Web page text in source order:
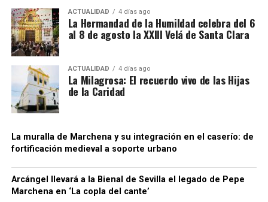
Precisamente esa incorporación parece haber
contribuido a la conservación de algunos tramos.
Bellido considera que buena parte del recinto ha
sobrevivido porque quedó integrado en el
urbanismo posterior.
El supuesto fraude se produciría cuando intervenían
sociedades que no ingresaban las cuotas de IVA
correspondientes antes de que el producto llegase
finalmente a las empresas distribuidoras. Al reducir
artificialmente la carga fiscal, estas últimas podían
colocar las bebidas en el mercado a precios
notablemente inferiores a los de competidores que
sí cumplían con sus obligaciones tributarias. La
procedimiento generaba también una situación de
competencia desleal dentro del sector.
Para dificultar el seguimiento de las operaciones, la
organización habría empleado además sociedades
ACTUALIDAD 4 días ago
La Hermandad de la Humildad celebra del 6
al 8 de agosto la XXIII Velá de Santa Clara
ACTUALIDAD 4 días ago
La Milagrosa: El recuerdo vivo de las Hijas
de la Caridad
La muralla de Marchena y su integración en el caserío: de
fortificación medieval a soporte urbano
Arcángel llevará a la Bienal de Sevilla el legado de Pepe
Marchena en ‘La copla del cante’